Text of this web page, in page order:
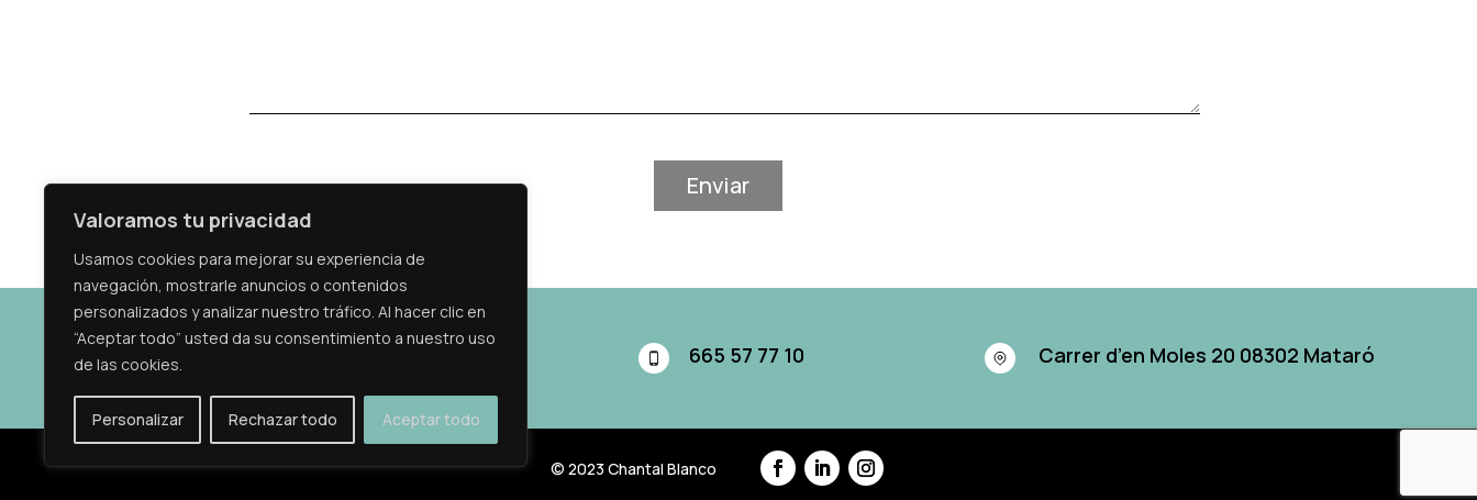
Valoramos tu privacidad
Usamos cookies para mejorar su experiencia de
navegación, mostrarle anuncios o contenidos
personalizados y analizar nuestro tráfico. Al hacer clic en
“Aceptar todo” usted da su consentimiento a nuestro uso
de las cookies.
Personalizar Rechazar todo Aceptar todo
Enviar
665 57 77 10 Carrer d’en Moles 20 08302 Mataró
© 2023 Chantal Blanco